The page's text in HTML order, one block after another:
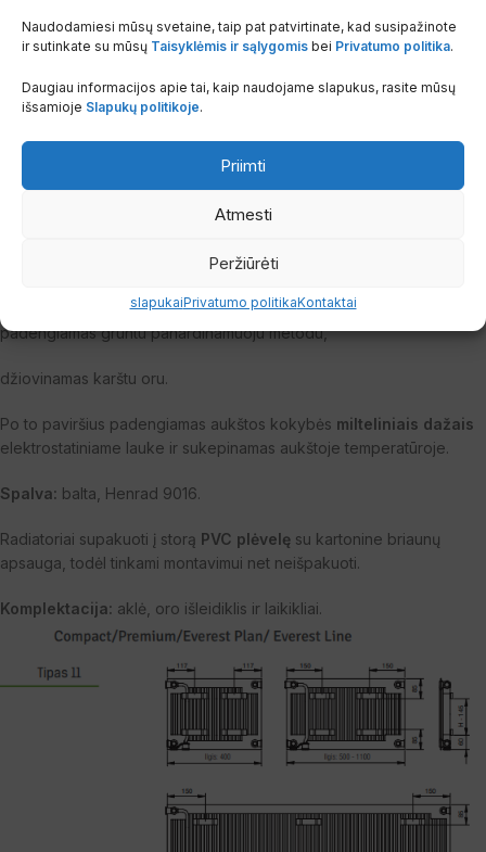
Naudodamiesi mūsų svetaine, taip pat patvirtinate, kad susipažinote
ir sutinkate su mūsų Taisyklėmis ir sąlygomis bei Privatumo politika.
Daugiau informacijos apie tai, kaip naudojame slapukus, rasite mūsų
išsamioje Slapukų politikoje.
Priimti
Atmesti
Peržiūrėti
slapukaiPrivatumo politikaKontaktai
Visų tipų radiatoriai nugarinėje pusėje turi tvirtinimo plokšteles.
Radiatorių paviršius apdorojamas taip:
nuriebalinamas,
fosfatuojamas,
padengiamas gruntu panardinamuoju metodu,
džiovinamas karštu oru.
Po to paviršius padengiamas aukštos kokybės milteliniais dažais
elektrostatiniame lauke ir sukepinamas aukštoje temperatūroje.
Spalva: balta, Henrad 9016.
Radiatoriai supakuoti į storą PVC plėvelę su kartonine briaunų
apsauga, todėl tinkami montavimui net neišpakuoti.
Komplektacija: aklė, oro išleidiklis ir laikikliai.